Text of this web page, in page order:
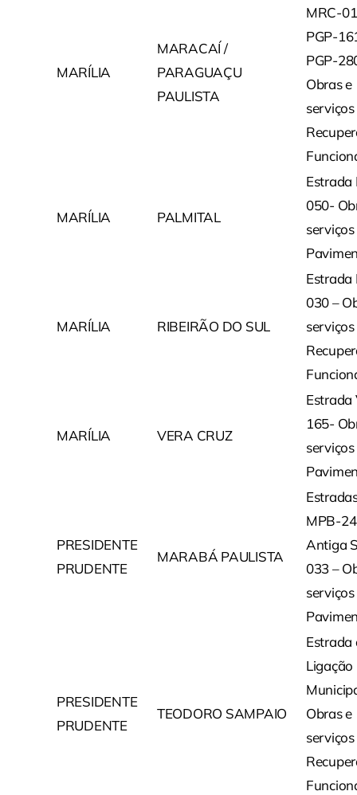
MARÍLIA
MARACAÍ /
PARAGUAÇU
PAULISTA
MRC-
PGP-
PGP-
Obras e
MARÍLIA PALMITAL
Estrada
050-
MARÍLIA RIBEIRÃO DO SUL
Estrada
030 –
MARÍLIA VERA CRUZ
Estrada
165-
PRESIDENTE
PRUDENTE
MARABÁ PAULISTA
MPB-
Antiga
033 –
PRESIDENTE
PRUDENTE
TEODORO SAMPAIO
Estrada
Ligação
Obras e